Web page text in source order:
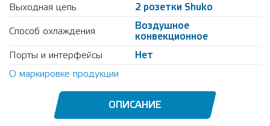
Выходная цепь
2 розетки Shuko
Способ охлаждения
Воздушное
конвекционное
Порты и интерфейсы
Нет
О маркировке продукции
ОПИСАНИЕ